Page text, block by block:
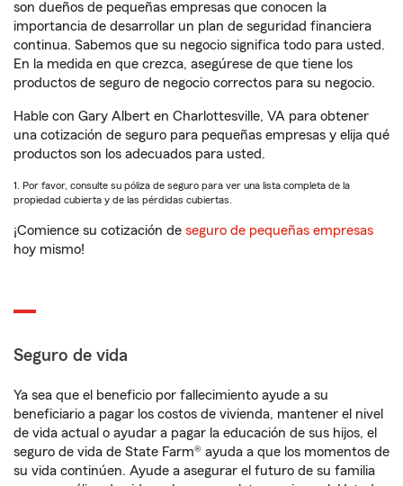
son dueños de pequeñas empresas que conocen la
importancia de desarrollar un plan de seguridad financiera
continua. Sabemos que su negocio significa todo para usted.
En la medida en que crezca, asegúrese de que tiene los
productos de seguro de negocio correctos para su negocio.
Hable con Gary Albert en Charlottesville, VA para obtener
una cotización de seguro para pequeñas empresas y elija qué
productos son los adecuados para usted.
1. Por favor, consulte su póliza de seguro para ver una lista completa de la
propiedad cubierta y de las pérdidas cubiertas.
¡Comience su cotización de seguro de pequeñas empresas
hoy mismo!
Seguro de vida
Ya sea que el beneficio por fallecimiento ayude a su
beneficiario a pagar los costos de vivienda, mantener el nivel
de vida actual o ayudar a pagar la educación de sus hijos, el
seguro de vida de State Farm® ayuda a que los momentos de
su vida continúen. Ayude a asegurar el futuro de su familia